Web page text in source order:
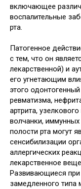
включающее
воспалительные
рта.
Патогенное
с тем, что он
лекарственной) и
его угнетающим
этого
ревматизма,
артрита,
волчанки,
полости рта могут
сенсибилизации
аллергических
лекарственное
Развивающиеся при
замедленного типа